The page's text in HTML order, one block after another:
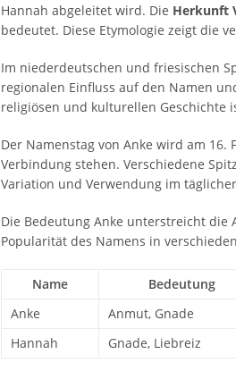
Hannah abgeleitet wird. Die Herkunft
bedeutet. Diese Etymologie zeigt die
Im niederdeutschen und friesischen
regionalen Einfluss auf den Namen
religiösen und kulturellen Geschichte
Der Namenstag von Anke wird am
Verbindung stehen. Verschiedene
Variation und Verwendung im
Die Bedeutung Anke unterstreicht
Popularität des Namens in
Name Bedeutung
Anke
Anmut, Gnade
Hannah
Gnade, Liebreiz